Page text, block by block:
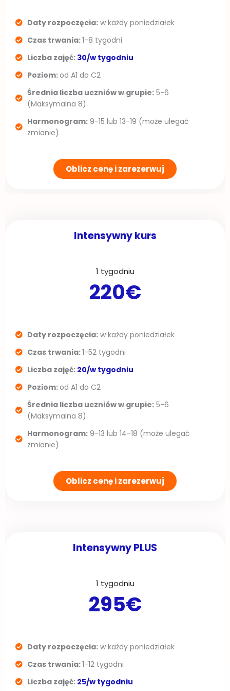
Daty rozpoczęcia:w każdy poniedziałek
Czas trwania:1-8 tygodni
Liczba zajęć:30/w tygodniu
Poziom: od A1 do C2
Średnia liczba uczniów w grupie:5-6
(Maksymalna 8)
Harmonogram:9-15 lub 13-19 (może ulegać
zmianie)
Oblicz cenę i zarezerwuj
Intensywny kurs
1 tygodniu
220€
Daty rozpoczęcia:w każdy poniedziałek
Czas trwania:1-52 tygodni
Liczba zajęć:20/w tygodniu
Poziom: od A1 do C2
Średnia liczba uczniów w grupie:5-6
(Maksymalna 8)
Harmonogram:9-13 lub 14-18 (może ulegać
zmianie)
Oblicz cenę i zarezerwuj
Intensywny PLUS
1 tygodniu
295€
Daty rozpoczęcia:w każdy poniedziałek
Czas trwania:1-12 tygodni
Liczba zajęć:25/w tygodniu